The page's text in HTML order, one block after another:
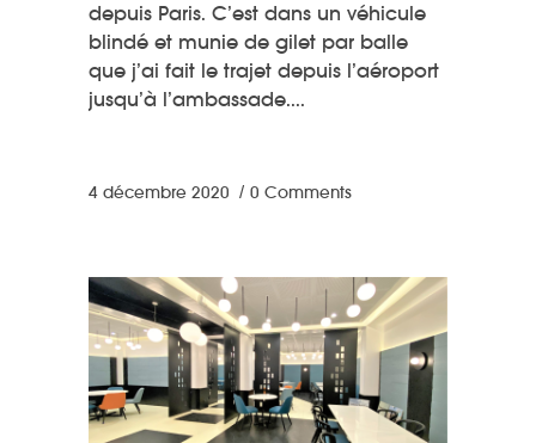
depuis Paris. C’est dans un véhicule
blindé et munie de gilet par balle
que j’ai fait le trajet depuis l’aéroport
jusqu’à l’ambassade.
4 décembre 2020 0 Comments